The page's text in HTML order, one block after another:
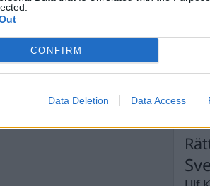
CONFIRM
Data Deletion Data Access